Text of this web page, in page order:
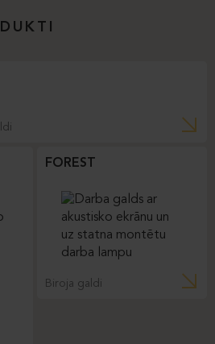
FOREST
Biroja galdi